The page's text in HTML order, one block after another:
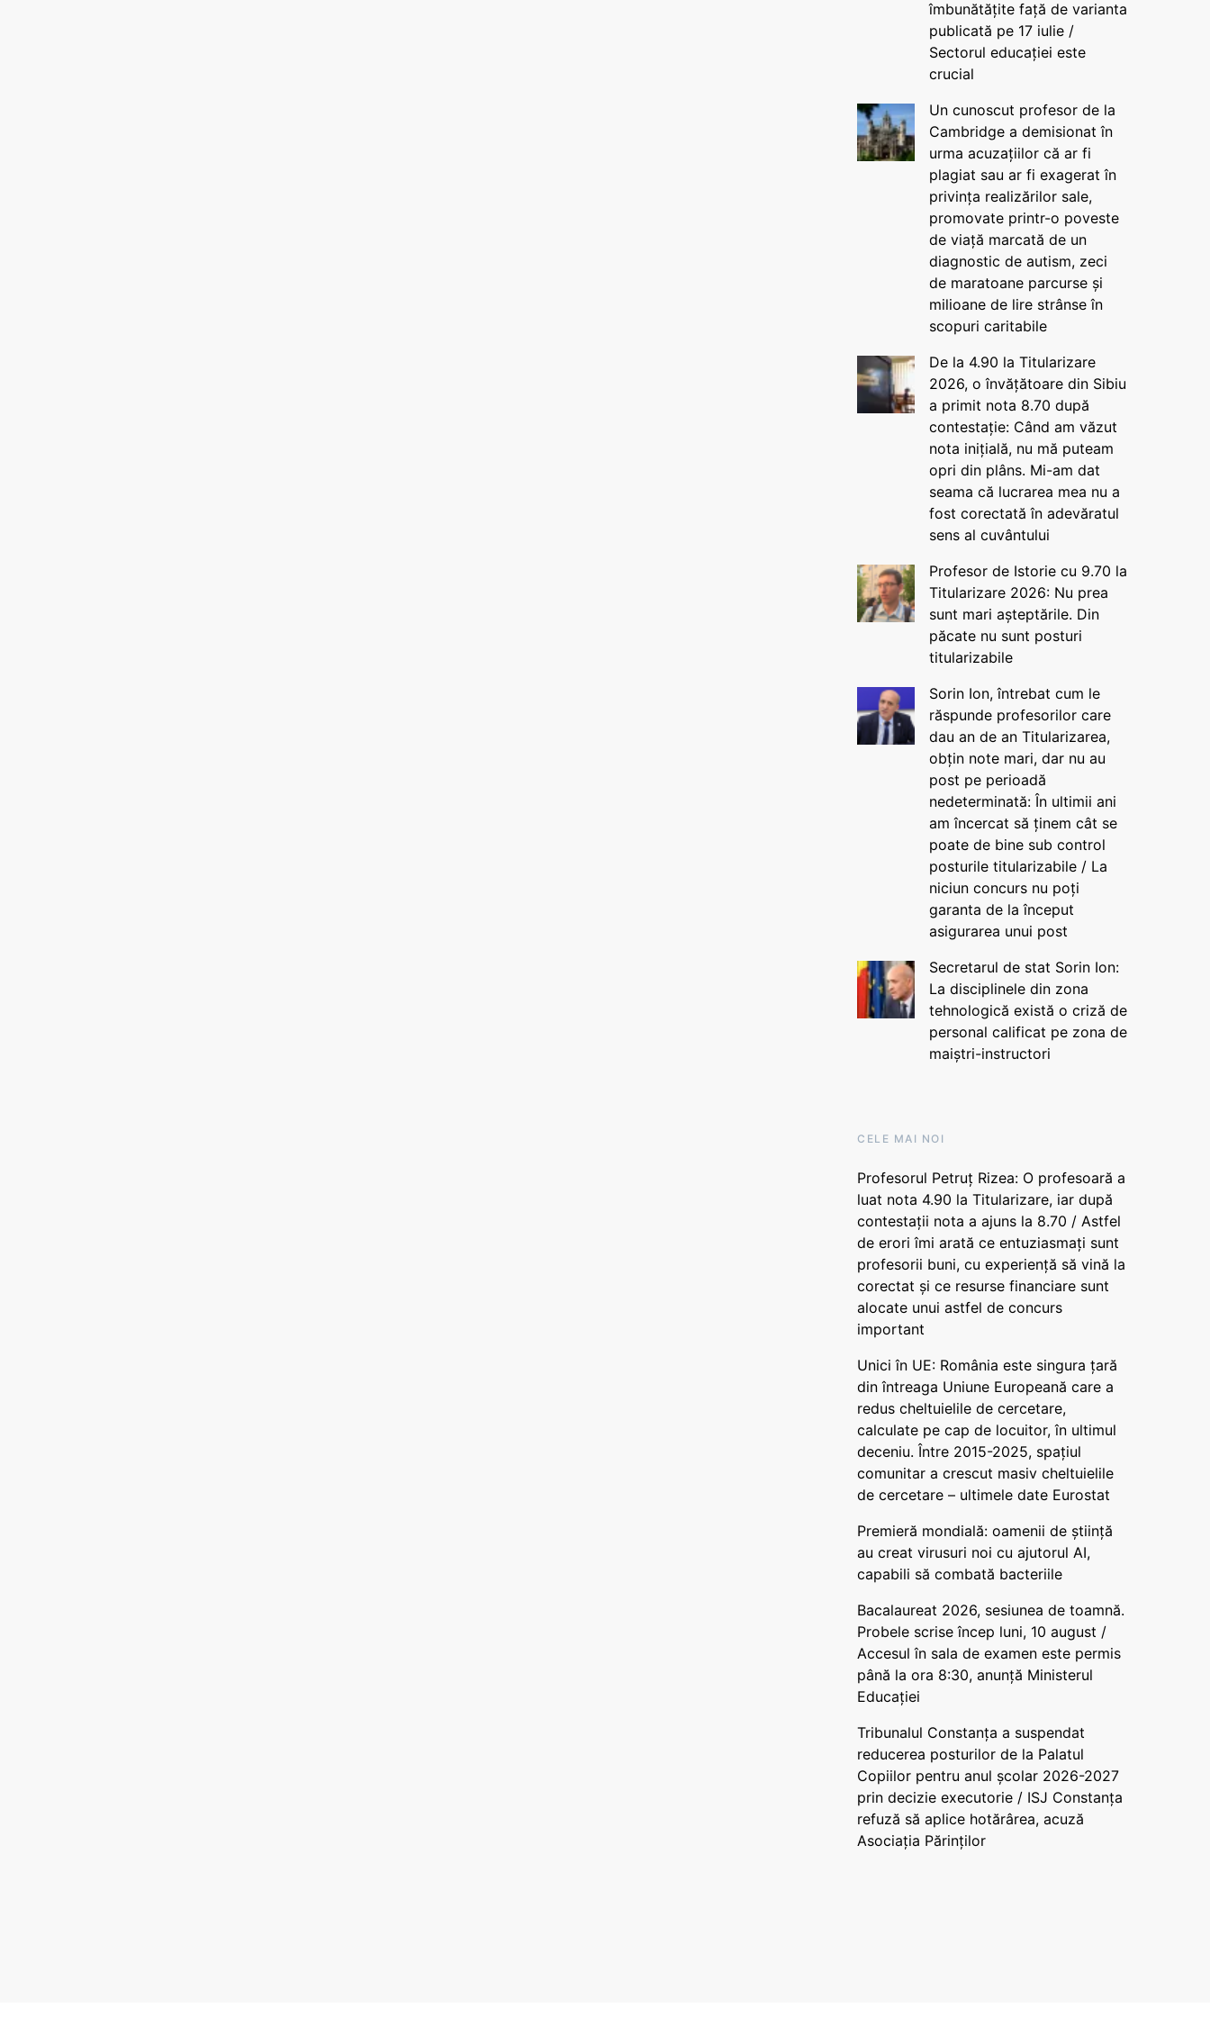
îmbunătățite față de varianta
publicată pe 17 iulie /
Sectorul educației este
crucial
Un cunoscut profesor de la
Cambridge a demisionat în
urma acuzațiilor că ar fi
plagiat sau ar fi exagerat în
privința realizărilor sale,
promovate printr-o poveste
de viață marcată de un
diagnostic de autism, zeci
de maratoane parcurse și
milioane de lire strânse în
scopuri caritabile
De la 4.90 la Titularizare
2026, o învățătoare din Sibiu
a primit nota 8.70 după
contestație: Când am văzut
nota inițială, nu mă puteam
opri din plâns. Mi-am dat
seama că lucrarea mea nu a
fost corectată în adevăratul
sens al cuvântului
Profesor de Istorie cu 9.70 la
Titularizare 2026: Nu prea
sunt mari așteptările. Din
păcate nu sunt posturi
titularizabile
Sorin Ion, întrebat cum le
răspunde profesorilor care
dau an de an Titularizarea,
obțin note mari, dar nu au
post pe perioadă
nedeterminată: În ultimii ani
am încercat să ținem cât se
poate de bine sub control
posturile titularizabile / La
niciun concurs nu poți
garanta de la început
asigurarea unui post
Secretarul de stat Sorin Ion:
La disciplinele din zona
tehnologică există o criză de
personal calificat pe zona de
maiștri-instructori
CELE MAI NOI
Profesorul Petruț Rizea: O profesoară a
luat nota 4.90 la Titularizare, iar după
contestații nota a ajuns la 8.70 / Astfel
de erori îmi arată ce entuziasmați sunt
profesorii buni, cu experiență să vină la
corectat și ce resurse financiare sunt
alocate unui astfel de concurs
important
Unici în UE: România este singura țară
din întreaga Uniune Europeană care a
redus cheltuielile de cercetare,
calculate pe cap de locuitor, în ultimul
deceniu. Între 2015-2025, spațiul
comunitar a crescut masiv cheltuielile
de cercetare – ultimele date Eurostat
Premieră mondială: oamenii de știință
au creat virusuri noi cu ajutorul AI,
capabili să combată bacteriile
Bacalaureat 2026, sesiunea de toamnă.
Probele scrise încep luni, 10 august /
Accesul în sala de examen este permis
până la ora 8:30, anunță Ministerul
Educației
Tribunalul Constanța a suspendat
reducerea posturilor de la Palatul
Copiilor pentru anul școlar 2026-2027
prin decizie executorie / ISJ Constanța
refuză să aplice hotărârea, acuză
Asociația Părinților